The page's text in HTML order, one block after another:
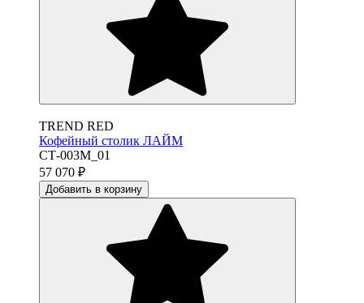
TREND RED
Кофейный столик ЛАЙМ
СТ-003М_01
57 070 ₽
Добавить в корзину